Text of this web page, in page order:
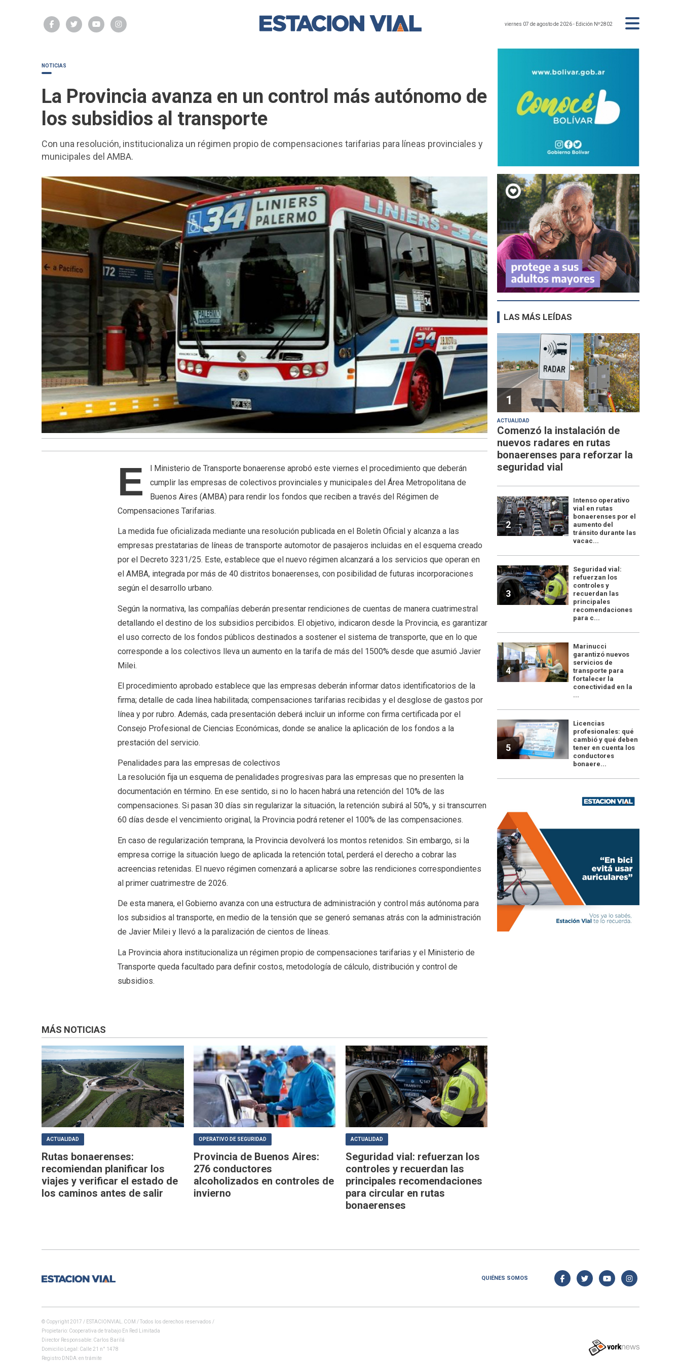
viernes 07 de agosto de 2026- Edición Nº2802
NOTICIAS
La Provincia avanza en un control más autónomo de
los subsidios al transporte
Con una resolución, institucionaliza un régimen propio de compensaciones tarifarias para líneas provinciales y
municipales del AMBA.
E
l Ministerio de Transporte bonaerense aprobó este viernes el procedimiento que deberán
cumplir las empresas de colectivos provinciales y municipales del Área Metropolitana de
Buenos Aires (AMBA) para rendir los fondos que reciben a través del Régimen de
Compensaciones Tarifarias.
La medida fue oficializada mediante una resolución publicada en el Boletín Oficial y alcanza a las
empresas prestatarias de líneas de transporte automotor de pasajeros incluidas en el esquema creado
por el Decreto 3231/25. Este, establece que el nuevo régimen alcanzará a los servicios que operan en
el AMBA, integrada por más de 40 distritos bonaerenses, con posibilidad de futuras incorporaciones
según el desarrollo urbano.
Según la normativa, las compañías deberán presentar rendiciones de cuentas de manera cuatrimestral
detallando el destino de los subsidios percibidos. El objetivo, indicaron desde la Provincia, es garantizar
el uso correcto de los fondos públicos destinados a sostener el sistema de transporte, que en lo que
corresponde a los colectivos lleva un aumento en la tarifa de más del 1500% desde que asumió Javier
Milei.
El procedimiento aprobado establece que las empresas deberán informar datos identificatorios de la
firma; detalle de cada línea habilitada; compensaciones tarifarias recibidas y el desglose de gastos por
línea y por rubro. Además, cada presentación deberá incluir un informe con firma certificada por el
Consejo Profesional de Ciencias Económicas, donde se analice la aplicación de los fondos a la
prestación del servicio.
Penalidades para las empresas de colectivos
La resolución fija un esquema de penalidades progresivas para las empresas que no presenten la
documentación en término. En ese sentido, si no lo hacen habrá una retención del 10% de las
compensaciones. Si pasan 30 días sin regularizar la situación, la retención subirá al 50%, y si transcurren
60 días desde el vencimiento original, la Provincia podrá retener el 100% de las compensaciones.
En caso de regularización temprana, la Provincia devolverá los montos retenidos. Sin embargo, si la
empresa corrige la situación luego de aplicada la retención total, perderá el derecho a cobrar las
acreencias retenidas. El nuevo régimen comenzará a aplicarse sobre las rendiciones correspondientes
al primer cuatrimestre de 2026.
De esta manera, el Gobierno avanza con una estructura de administración y control más autónoma para
los subsidios al transporte, en medio de la tensión que se generó semanas atrás con la administración
de Javier Milei y llevó a la paralización de cientos de líneas.
La Provincia ahora institucionaliza un régimen propio de compensaciones tarifarias y el Ministerio de
Transporte queda facultado para definir costos, metodología de cálculo, distribución y control de
subsidios.
MÁS NOTICIAS
ACTUALIDAD
Rutas bonaerenses:
recomiendan planificar los
viajes y verificar el estado de
los caminos antes de salir
OPERATIVO DE SEGURIDAD
Provincia de Buenos Aires:
276 conductores
alcoholizados en controles de
invierno
ACTUALIDAD
Seguridad vial: refuerzan los
controles y recuerdan las
principales recomendaciones
para circular en rutas
bonaerenses
LAS MÁS LEÍDAS
1
ACTUALIDAD
Comenzó la instalación de
nuevos radares en rutas
bonaerenses para reforzar la
seguridad vial
2
Intenso operativo
vial en rutas
bonaerenses por el
aumento del
tránsito durante las
vacac...
3
Seguridad vial:
refuerzan los
controles y
recuerdan las
principales
recomendaciones
para c...
4
Marinucci
garantizó nuevos
servicios de
transporte para
fortalecer la
conectividad en la
...
5
Licencias
profesionales: qué
cambió y qué deben
tener en cuenta los
conductores
bonaere...
QUIÉNES SOMOS
© Copyright 2017 / ESTACIONVIAL.COM / Todos los derechos reservados /
Propietario: Cooperativa de trabajo En Red Limitada
Director Responsable: Carlos Barilá
Domicilio Legal: Calle 21 n° 1478
Registro DNDA: en trámite